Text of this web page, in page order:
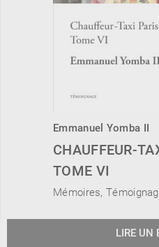
Emmanuel Yomba II
CHAUFFEUR-
TOME VI
Mémoires,
LIRE UN